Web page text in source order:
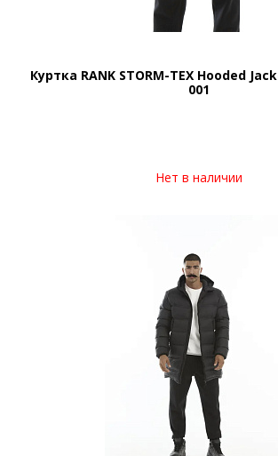
Куртка RANK STORM-TEX Hooded
001
Нет в наличии